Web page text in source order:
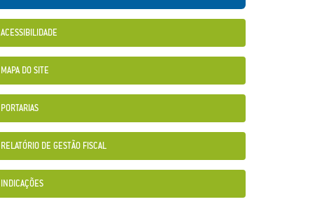
ACESSIBILIDADE
MAPA DO SITE
PORTARIAS
RELATÓRIO DE GESTÃO FISCAL
INDICAÇÕES